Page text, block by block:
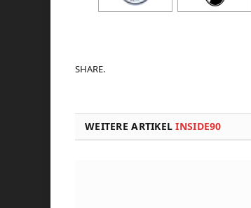
SHARE.
WEITERE ARTIKELINSIDE90